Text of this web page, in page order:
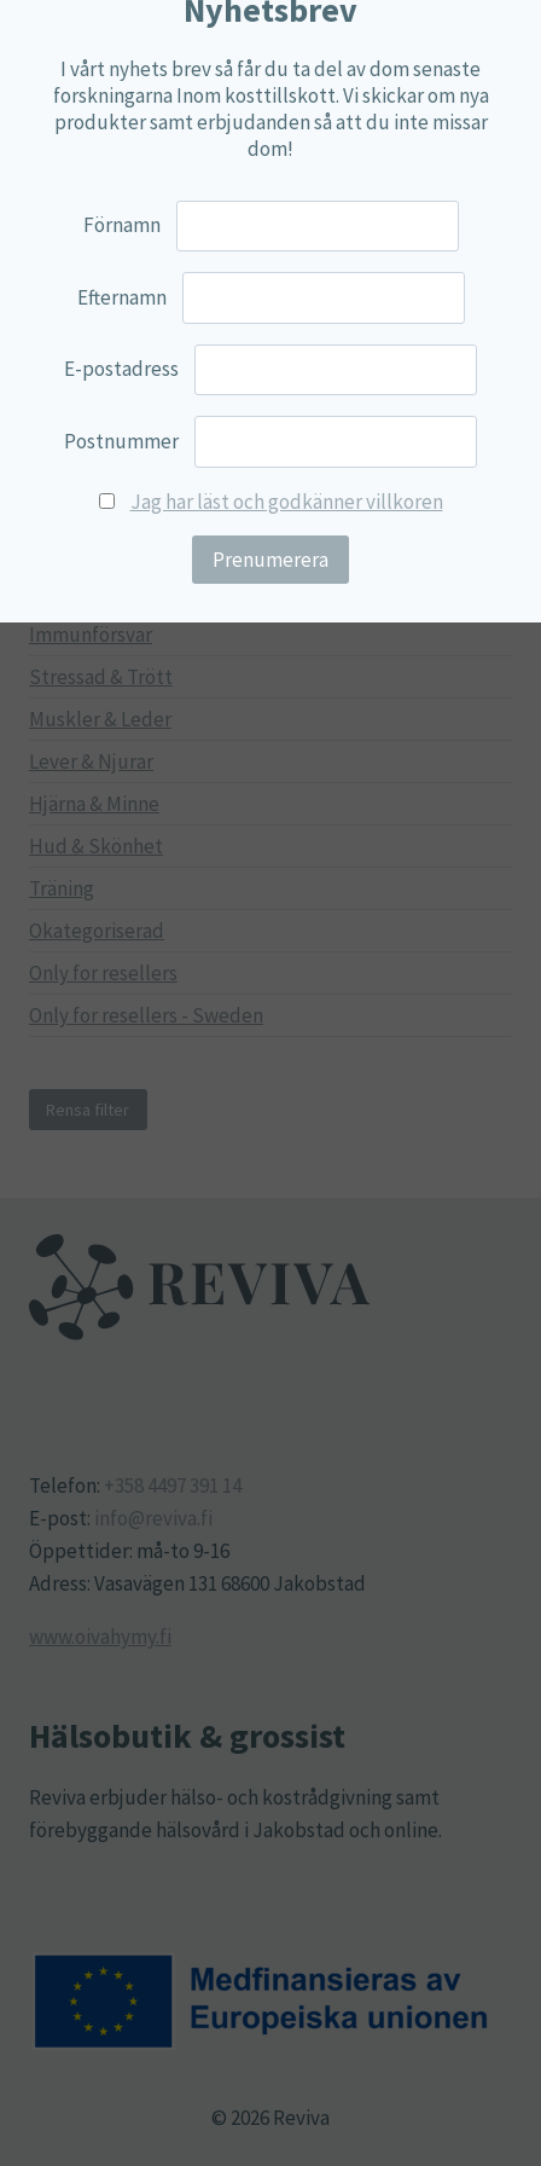
100% Natural
EVP Nutrition
Multi Nutrient
Lamberts
Svenska Örtmedicinska Institutet
Kenkou Selfcare
Immunförsvar
Stressad & Trött
Muskler & Leder
Lever & Njurar
Hjärna & Minne
Hud & Skönhet
Träning
Okategoriserad
Only for resellers
Only for resellers - Sweden
Rensa filter
Telefon: +358 4497 391 14
E-post: info@reviva.fi
Öppettider: må-to 9-16
Adress: Vasavägen 131 68600 Jakobstad
www.oivahymy.fi
Hälsobutik & grossist
Reviva erbjuder hälso- och kostrådgivning samt
förebyggande hälsovård i Jakobstad och online.
© 2026 Reviva
Nyhetsbrev
I vårt nyhets brev så får du ta del av dom senaste
forskningarna Inom kosttillskott. Vi skickar om nya
produkter samt erbjudanden så att du inte missar
dom!
Förnamn
Efternamn
E-postadress
Postnummer
Jag har läst och godkänner villkoren